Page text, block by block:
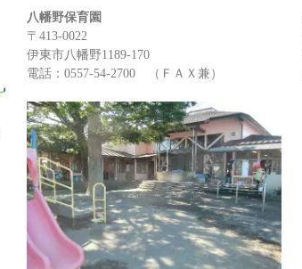
八幡野保育園
〒413-0022
伊東市八幡野1189-170
電話：0557-54-2700 （ＦＡＸ兼）